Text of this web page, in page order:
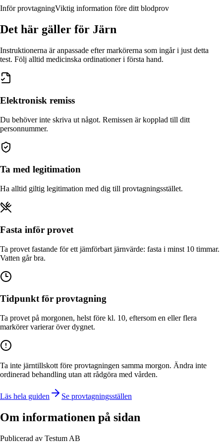
Inför provtagningViktig information före ditt blodprov
Det här gäller för Järn
Instruktionerna är anpassade efter markörerna som ingår i just detta
test. Följ alltid medicinska ordinationer i första hand.
Elektronisk remiss
Du behöver inte skriva ut något. Remissen är kopplad till ditt
personnummer.
Ta med legitimation
Ha alltid giltig legitimation med dig till provtagningsstället.
Fasta inför provet
Ta provet fastande för ett jämförbart järnvärde: fasta i minst 10 timmar.
Vatten går bra.
Tidpunkt för provtagning
Ta provet på morgonen, helst före kl. 10, eftersom en eller flera
markörer varierar över dygnet.
Ta inte järntillskott före provtagningen samma morgon. Ändra inte
ordinerad behandling utan att rådgöra med vården.
Läs hela guiden Se provtagningsställen
Om informationen på sidan
Publicerad av Testum AB